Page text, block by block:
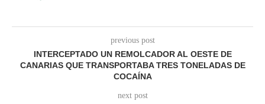
previous post
INTERCEPTADO UN REMOLCADOR AL OESTE DE
CANARIAS QUE TRANSPORTABA TRES TONELADAS DE
COCAÍNA
next post